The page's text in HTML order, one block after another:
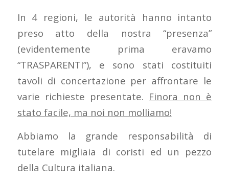
In 4 regioni, le autorità hanno intanto
preso atto della nostra “presenza”
(evidentemente prima eravamo
“TRASPARENTI”), e sono stati costituiti
tavoli di concertazione per affrontare le
varie richieste presentate. Finora non è
stato facile, ma noi non molliamo!
Abbiamo la grande responsabilità di
tutelare migliaia di coristi ed un pezzo
della Cultura italiana.